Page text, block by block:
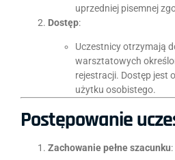
uprzedniej pisemnej
Dostęp:
Uczestnicy otrzymają
warsztatowych
rejestracji. Dostęp jest
użytku osobistego.
Postępowanie
Zachowanie pełne szacunku: